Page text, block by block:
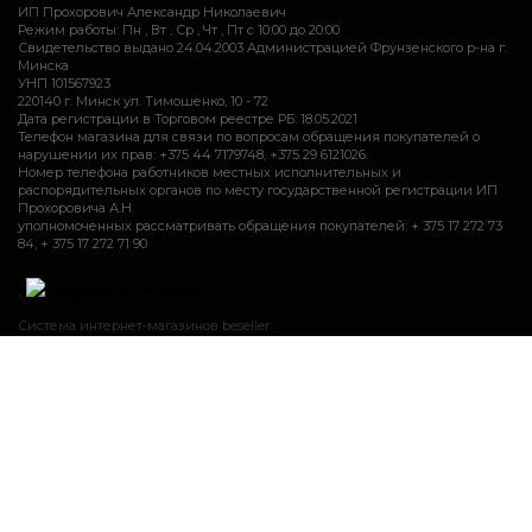
ИП Прохорович Александр Николаевич
Режим работы: Пн , Вт , Ср , Чт , Пт c 10:00 до 20:00
Свидетельство выдано 24.04.2003 Администрацией Фрунзенского р-на г.
Минска
УНП 101567923
220140 г. Минск ул. Тимошенко, 10 - 72
Дата регистрации в Торговом реестре РБ: 18.05.2021
Телефон магазина для связи по вопросам обращения покупателей о
нарушении их прав: +375 44 7179748, +375 29 6121026.
Номер телефона работников местных исполнительных и
распорядительных органов по месту государственной регистрации ИП
Прохоровича А.Н.
уполномоченных рассматривать обращения покупателей: + 375 17 272 73
84, + 375 17 272 71 90
.
Система интернет-магазинов beseller